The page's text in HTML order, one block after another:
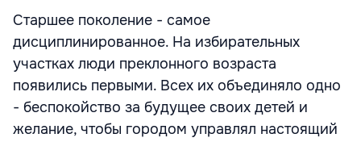
Старшее поколение - самое
дисциплинированное. На избирательных
участках люди преклонного возраста
появились первыми. Всех их объединяло одно
- беспокойство за будущее своих детей и
желание, чтобы городом управлял настоящий